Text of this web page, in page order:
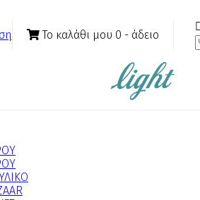
Το καλάθι μου 0 - άδειο